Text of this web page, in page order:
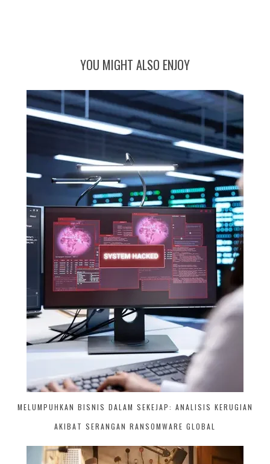
YOU MIGHT ALSO ENJOY
MELUMPUHKAN BISNIS DALAM SEKEJAP: ANALISIS KERUGIAN
AKIBAT SERANGAN RANSOMWARE GLOBAL